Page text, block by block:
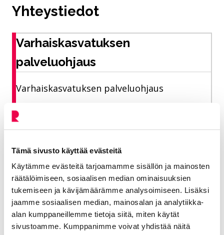
Tämä sivusto käyttää evästeitä
Käytämme evästeitä tarjoamamme sisällön ja mainosten
räätälöimiseen, sosiaalisen median ominaisuuksien
tukemiseen ja kävijämäärämme analysoimiseen. Lisäksi
jaamme sosiaalisen median, mainosalan ja analytiikka-
alan kumppaneillemme tietoja siitä, miten käytät
sivustoamme. Kumppanimme voivat yhdistää näitä
Yhteystiedot
Varhaiskasvatuksen
palveluohjaus
Varhaiskasvatuksen palveluohjaus
Sivistyksen ja hyvinvoinnin toimiala
varhaiskasvatus@riihimaki.fi
Asiakasmaksut, Daisy-tuki,
Varhaiskasvatushakemukset